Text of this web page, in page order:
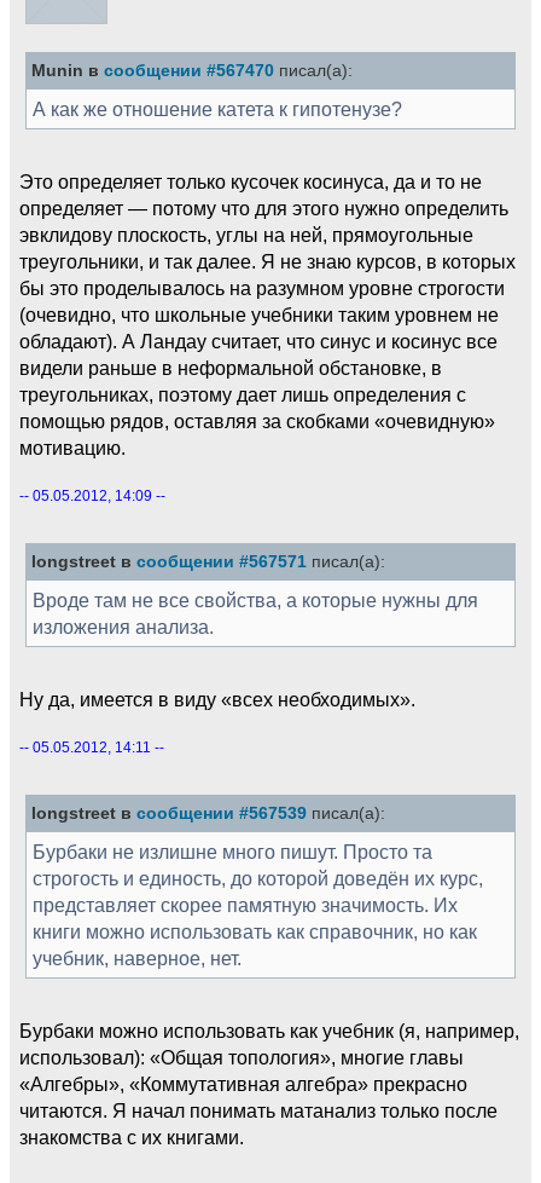
Munin в сообщении #567470 писал(а):
А как же отношение катета к гипотенузе?
Это определяет только кусочек косинуса, да и то не
определяет — потому что для этого нужно определить
эвклидову плоскость, углы на ней, прямоугольные
треугольники, и так далее. Я не знаю курсов, в которых
бы это проделывалось на разумном уровне строгости
(очевидно, что школьные учебники таким уровнем не
обладают). А Ландау считает, что синус и косинус все
видели раньше в неформальной обстановке, в
треугольниках, поэтому дает лишь определения с
помощью рядов, оставляя за скобками «очевидную»
мотивацию.
-- 05.05.2012, 14:09 --
longstreet в сообщении #567571 писал(а):
Вроде там не все свойства, а которые нужны для
изложения анализа.
Ну да, имеется в виду «всех необходимых».
-- 05.05.2012, 14:11 --
longstreet в сообщении #567539 писал(а):
Бурбаки не излишне много пишут. Просто та
строгость и единость, до которой доведён их курс,
представляет скорее памятную значимость. Их
книги можно использовать как справочник, но как
учебник, наверное, нет.
Бурбаки можно использовать как учебник (я, например,
использовал): «Общая топология», многие главы
«Алгебры», «Коммутативная алгебра» прекрасно
читаются. Я начал понимать матанализ только после
знакомства с их книгами.